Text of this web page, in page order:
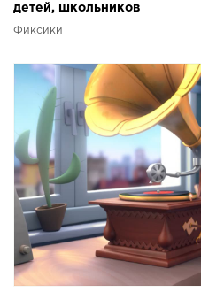
детей, школьников
Фиксики